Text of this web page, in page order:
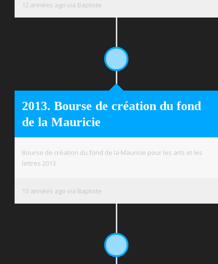
12 années ago via Baptiste
2013. Bourse de création du fond
de la Mauricie
Bourse de création du fond de la Mauricie pour les arts et les
lettres 2013
13 années ago via Baptiste